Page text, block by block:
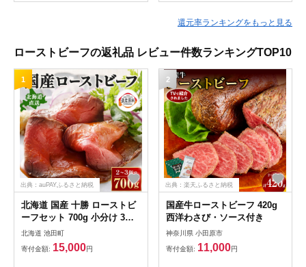
還元率ランキングをもっと見る
ローストビーフの返礼品 レビュー件数ランキングTOP10
1
出典：auPAYふるさと納税
北海道 国産 十勝 ローストビ
ーフセット 700g 小分け 3パ
ック 冷蔵 国産牛 ローストビ
ーフ お中元 お歳暮 ギフト 贈
答 無添加 ローストビーフ タ
北海道 池田町
寄付金額: 15,000円
2
出典：楽天ふるさと納税
国産牛ローストビーフ 420g
西洋わさび・ソース付き
神奈川県 小田原市
寄付金額: 11,000円